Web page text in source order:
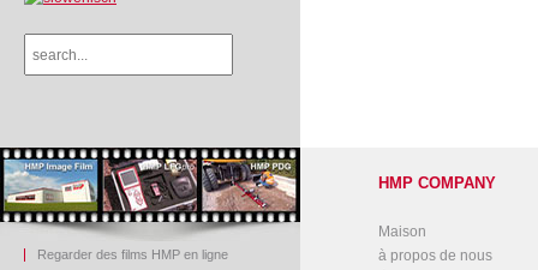
Regarder des films HMP en ligne
HMP COMPANY
Maison
à propos de nous